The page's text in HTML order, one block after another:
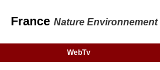
France Nature Environnement
WebTv